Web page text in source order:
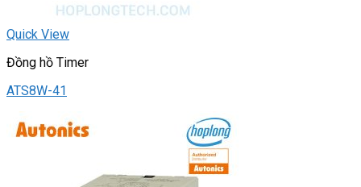
Quick View
Đồng hồ Timer
ATS8W-41